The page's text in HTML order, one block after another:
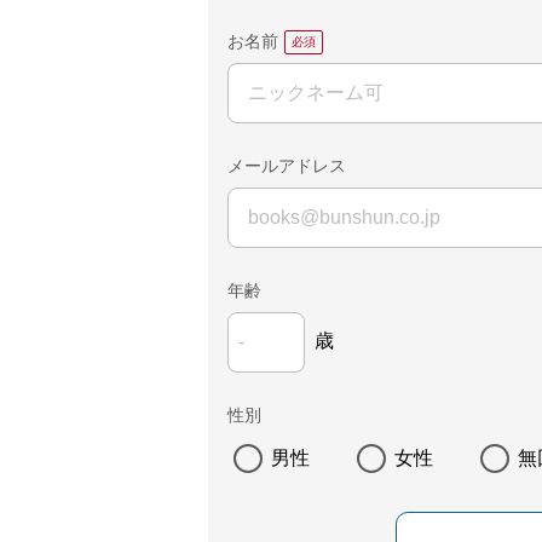
お名前
メールアドレス
年齢
歳
性別
男性 女性 無